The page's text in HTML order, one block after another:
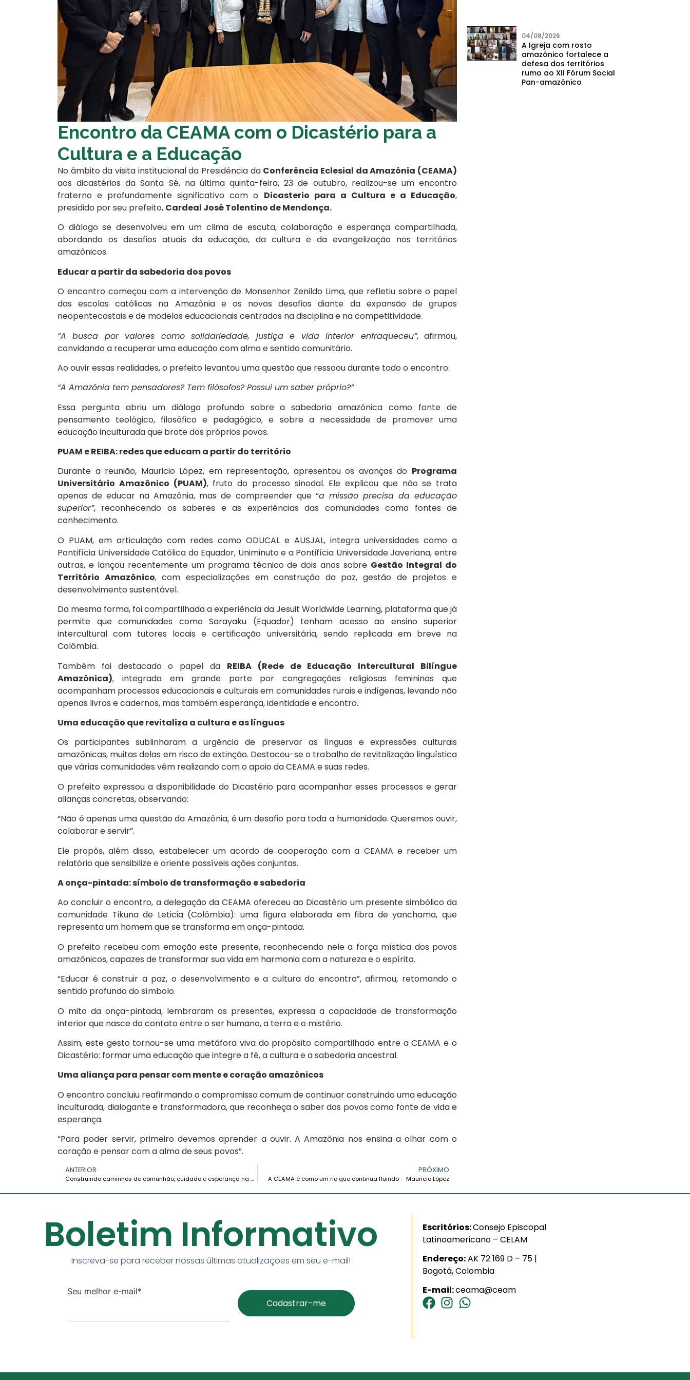
Encontro da CEAMA com o Dicastério para a
Cultura e a Educação
No âmbito da visita institucional da Presidência da Conferência Eclesial da Amazônia (CEAMA)
aos dicastérios da Santa Sé, na última quinta-feira, 23 de outubro, realizou-se um encontro
fraterno e profundamente significativo com o Dicasterio para a Cultura e a Educação,
presidido por seu prefeito, Cardeal José Tolentino de Mendonça.
O diálogo se desenvolveu em um clima de escuta, colaboração e esperança compartilhada,
abordando os desafios atuais da educação, da cultura e da evangelização nos territórios
amazônicos.
Educar a partir da sabedoria dos povos
O encontro começou com a intervenção de Monsenhor Zenildo Lima, que refletiu sobre o papel
das escolas católicas na Amazônia e os novos desafios diante da expansão de grupos
neopentecostais e de modelos educacionais centrados na disciplina e na competitividade.
“A busca por valores como solidariedade, justiça e vida interior enfraqueceu”, afirmou,
convidando a recuperar uma educação com alma e sentido comunitário.
Ao ouvir essas realidades, o prefeito levantou uma questão que ressoou durante todo o encontro:
“A Amazônia tem pensadores? Tem filósofos? Possui um saber próprio?”
Essa pergunta abriu um diálogo profundo sobre a sabedoria amazônica como fonte de
pensamento teológico, filosófico e pedagógico, e sobre a necessidade de promover uma
educação inculturada que brote dos próprios povos.
PUAM e REIBA: redes que educam a partir do território
Durante a reunião, Mauricio López, em representação, apresentou os avanços do Programa
Universitário Amazônico (PUAM), fruto do processo sinodal. Ele explicou que não se trata
apenas de educar na Amazônia, mas de compreender que “a missão precisa da educação
superior”, reconhecendo os saberes e as experiências das comunidades como fontes de
conhecimento.
O PUAM, em articulação com redes como ODUCAL e AUSJAL, integra universidades como a
Pontifícia Universidade Católica do Equador, Uniminuto e a Pontifícia Universidade Javeriana, entre
outras, e lançou recentemente um programa técnico de dois anos sobre Gestão Integral do
Território Amazônico, com especializações em construção da paz, gestão de projetos e
desenvolvimento sustentável.
Da mesma forma, foi compartilhada a experiência da Jesuit Worldwide Learning, plataforma que já
permite que comunidades como Sarayaku (Equador) tenham acesso ao ensino superior
intercultural com tutores locais e certificação universitária, sendo replicada em breve na
Colômbia.
Também foi destacado o papel da REIBA (Rede de Educação Intercultural Bilíngue
Amazônica), integrada em grande parte por congregações religiosas femininas que
acompanham processos educacionais e culturais em comunidades rurais e indígenas, levando não
apenas livros e cadernos, mas também esperança, identidade e encontro.
Uma educação que revitaliza a cultura e as línguas
Os participantes sublinharam a urgência de preservar as línguas e expressões culturais
amazônicas, muitas delas em risco de extinção. Destacou-se o trabalho de revitalização linguística
que várias comunidades vêm realizando com o apoio da CEAMA e suas redes.
O prefeito expressou a disponibilidade do Dicastério para acompanhar esses processos e gerar
alianças concretas, observando:
“Não é apenas uma questão da Amazônia, é um desafio para toda a humanidade. Queremos ouvir,
colaborar e servir”.
Ele propôs, além disso, estabelecer um acordo de cooperação com a CEAMA e receber um
relatório que sensibilize e oriente possíveis ações conjuntas.
A onça-pintada: símbolo de transformação e sabedoria
Ao concluir o encontro, a delegação da CEAMA ofereceu ao Dicastério um presente simbólico da
comunidade Tikuna de Leticia (Colômbia): uma figura elaborada em fibra de yanchama, que
representa um homem que se transforma em onça-pintada.
O prefeito recebeu com emoção este presente, reconhecendo nele a força mística dos povos
amazônicos, capazes de transformar sua vida em harmonia com a natureza e o espírito.
“Educar é construir a paz, o desenvolvimento e a cultura do encontro”, afirmou, retomando o
sentido profundo do símbolo.
O mito da onça-pintada, lembraram os presentes, expressa a capacidade de transformação
interior que nasce do contato entre o ser humano, a terra e o mistério.
Assim, este gesto tornou-se uma metáfora viva do propósito compartilhado entre a CEAMA e o
Dicastério: formar uma educação que integre a fé, a cultura e a sabedoria ancestral.
Uma aliança para pensar com mente e coração amazônicos
O encontro concluiu reafirmando o compromisso comum de continuar construindo uma educação
inculturada, dialogante e transformadora, que reconheça o saber dos povos como fonte de vida e
esperança.
“Para poder servir, primeiro devemos aprender a ouvir. A Amazônia nos ensina a olhar com o
coração e pensar com a alma de seus povos”.
ANTERIOR
Construindo caminhos de comunhão, cuidado e esperança na Amazônia – Irmã Laura Vicuña
PRÓXIMO
A CEAMA é como um rio que continua fluindo – Mauricio López
04/08/2026
A Igreja com rosto
amazônico fortalece a
defesa dos territórios
rumo ao XII Fórum Social
Pan-amazônico
Boletim Informativo
Inscreva-se para receber nossas últimas atualizações em seu e-mail!
Seu melhor e-mail*
Escritórios:Consejo Episcopal
Latinoamericano – CELAM
Endereço:AK 72 169 D – 75 |
Bogotá, Colombia
E-mail:ceama@ceam